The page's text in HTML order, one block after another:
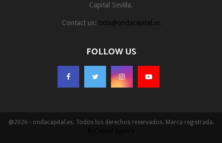
Capital Sevilla.
Contact us: hola@ondacapital.es
FOLLOW US
@2026 - ondacapital.es. Todos los derechos reservados. Marca registrada.